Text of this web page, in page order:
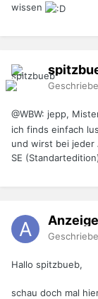
wissen
@WBW: jepp,
ich finds einfach
und wirst bei jeder
SE
Hallo spitzbueb,
schau doch mal